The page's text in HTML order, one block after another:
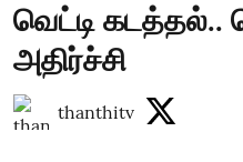
வெட்டி
அதிர்ச்சி
thanthitv